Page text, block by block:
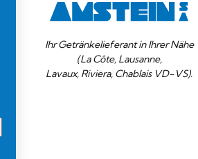
Ihr Getränkelieferant in Ihrer Nähe
(La Côte, Lausanne,
Lavaux, Riviera, Chablais VD-VS).